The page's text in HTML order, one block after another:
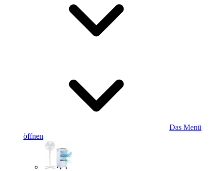
Das Menü
öffnen